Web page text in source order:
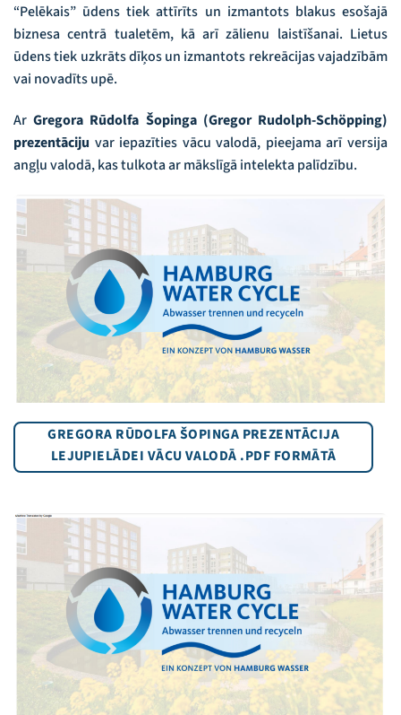
“Pelēkais” ūdens tiek attīrīts un izmantots blakus esošajā
biznesa centrā tualetēm, kā arī zālienu laistīšanai. Lietus
ūdens tiek uzkrāts dīķos un izmantots rekreācijas vajadzībām
vai novadīts upē.
ArGregora Rūdolfa Šopinga (Gregor Rudolph-Schöpping)
prezentāciju var iepazīties vācu valodā, pieejama arī versija
angļu valodā, kas tulkota ar mākslīgā intelekta palīdzību.
GREGORA RŪDOLFA ŠOPINGA PREZENTĀCIJA
LEJUPIELĀDEI VĀCU VALODĀ .PDF FORMĀTĀ